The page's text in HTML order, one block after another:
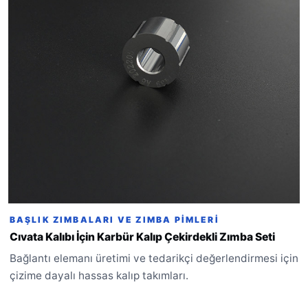
BAŞLIK ZIMBALARI VE ZIMBA PIMLERI
Cıvata Kalıbı İçin Karbür Kalıp Çekirdekli Zımba Seti
Bağlantı elemanı üretimi ve tedarikçi değerlendirmesi için
çizime dayalı hassas kalıp takımları.